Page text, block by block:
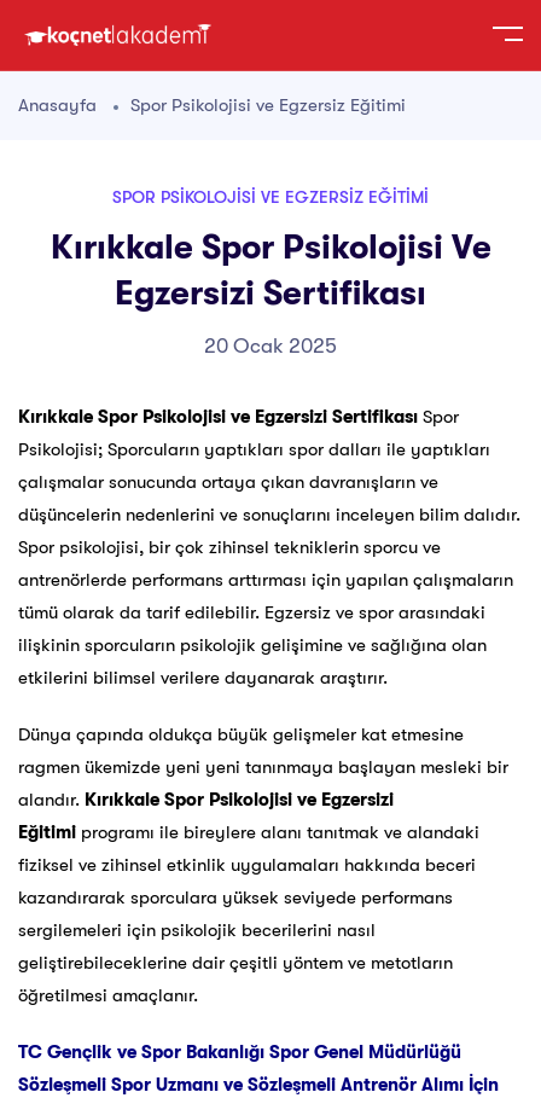
Anasayfa Spor Psikolojisi ve Egzersiz Eğitimi
SPOR PSIKOLOJISI VE EGZERSIZ EĞITIMI
Kırıkkale Spor Psikolojisi Ve
Egzersizi Sertifikası
20 Ocak 2025
Kırıkkale Spor Psikolojisi ve Egzersizi Sertifikası Spor
Psikolojisi; Sporcuların yaptıkları spor dalları ile yaptıkları
çalışmalar sonucunda ortaya çıkan davranışların ve
düşüncelerin nedenlerini ve sonuçlarını inceleyen bilim dalıdır.
Spor psikolojisi, bir çok zihinsel tekniklerin sporcu ve
antrenörlerde performans arttırması için yapılan çalışmaların
tümü olarak da tarif edilebilir. Egzersiz ve spor arasındaki
ilişkinin sporcuların psikolojik gelişimine ve sağlığına olan
etkilerini bilimsel verilere dayanarak araştırır.
Dünya çapında oldukça büyük gelişmeler kat etmesine
ragmen ükemizde yeni yeni tanınmaya başlayan mesleki bir
alandır. Kırıkkale Spor Psikolojisi ve Egzersizi
Eğitimi programı ile bireylere alanı tanıtmak ve alandaki
fiziksel ve zihinsel etkinlik uygulamaları hakkında beceri
kazandırarak sporculara yüksek seviyede performans
sergilemeleri için psikolojik becerilerini nasıl
geliştirebileceklerine dair çeşitli yöntem ve metotların
öğretilmesi amaçlanır.
TC Gençlik ve Spor Bakanlığı Spor Genel Müdürlüğü
Sözleşmeli Spor Uzmanı ve Sözleşmeli Antrenör Alımı İçin